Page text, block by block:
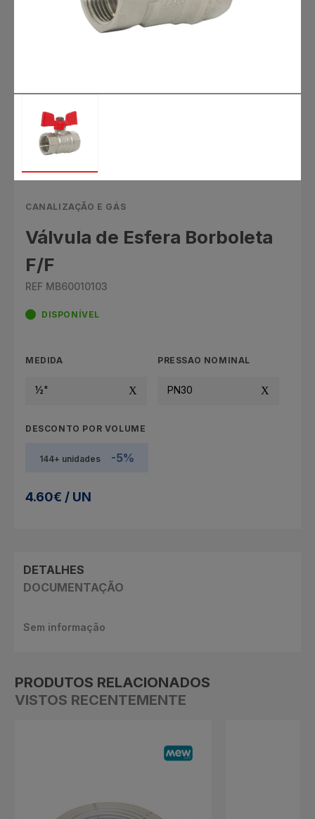
CANALIZAÇÃO E GÁS
Válvula de Esfera Borboleta
F/F
REF MB60010103
DISPONÍVEL
MEDIDA
½"
PRESSAO NOMINAL
PN30
DESCONTO POR VOLUME
144+ unidades -5%
4.60€ / UN
DETALHES
DOCUMENTAÇÃO
Sem informação
PRODUTOS RELACIONADOS
VISTOS RECENTEMENTE